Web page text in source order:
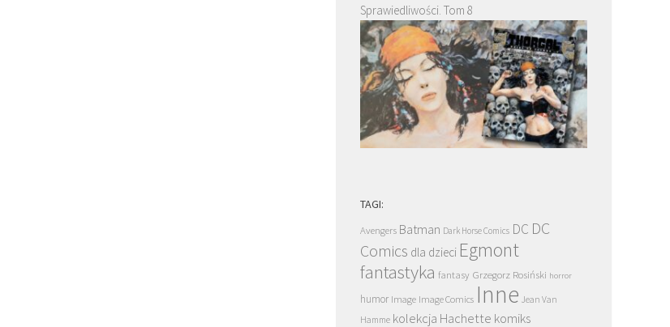
Sprawiedliwości. Tom 8
TAGI:
Avengers Batman Dark Horse Comics DC DC
Comics dla dzieci Egmont
fantastyka fantasy Grzegorz Rosiński horror
humor Image Image Comics Inne Jean Van
Hamme kolekcja Hachette komiks